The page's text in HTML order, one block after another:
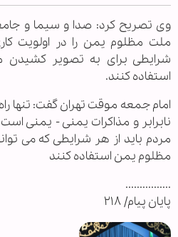
وی تصریح کرد: صدا و سیما و
ملت مظلوم یمن را در اولویت
شرایطی برای به تصویر
استفاده کنند.
امام جمعه موقت تهران گفت: تنها
نابرابر و مذاکرات یمنی - یمنی
مردم باید از هر شرایطی که می
مظلوم یمن استفاده کنند
................
پایان پیام/ ۲۱۸